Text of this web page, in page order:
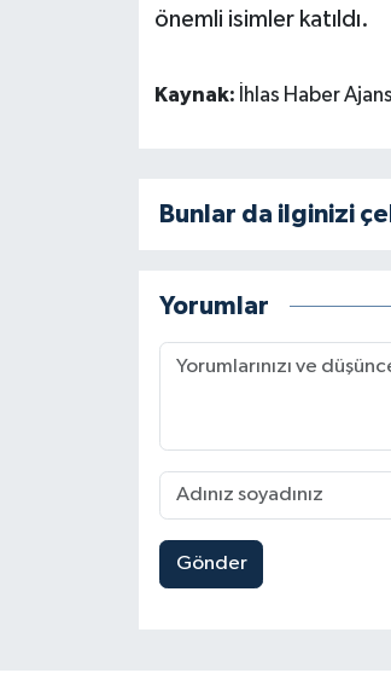
önemli isimler katıldı.
Kaynak: İhlas Haber
Bunlar da ilginizi
Yorumlar
Gönder